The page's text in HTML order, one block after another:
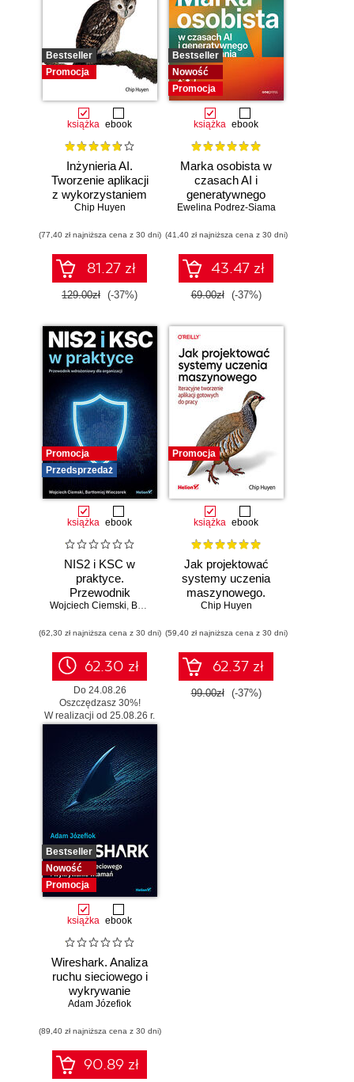
Bestseller
Promocja
książka ebook
Inżynieria AI.
Tworzenie aplikacji
z wykorzystaniem
modeli bazowych
Chip Huyen
(77,40 zł najniższa cena z 30 dni)
81.27 zł
129.00zł (-37%)
Bestseller
Nowość
Promocja
książka ebook
Marka osobista w
czasach AI i
generatywnego
wyszukiwania
Ewelina Podrez-Siama
(41,40 zł najniższa cena z 30 dni)
43.47 zł
69.00zł (-37%)
Promocja
Przedsprzedaż
książka ebook
NIS2 i KSC w
praktyce.
Przewodnik
wdrożeniowy dla
Wojciech Ciemski, Bartłomiej Wieczorek
(62,30 zł najniższa cena z 30 dni)
62.30 zł
Do 24.08.26
Oszczędzasz 30%!
W realizacji od 25.08.26 r.
Promocja
książka ebook
Jak projektować
systemy uczenia
maszynowego.
Iteracyjne
gotowych do pracy
Chip Huyen
(59,40 zł najniższa cena z 30 dni)
62.37 zł
99.00zł (-37%)
Bestseller
Nowość
Promocja
książka ebook
Wireshark. Analiza
ruchu sieciowego i
wykrywanie
włamań
Adam Józefiok
(89,40 zł najniższa cena z 30 dni)
90.89 zł